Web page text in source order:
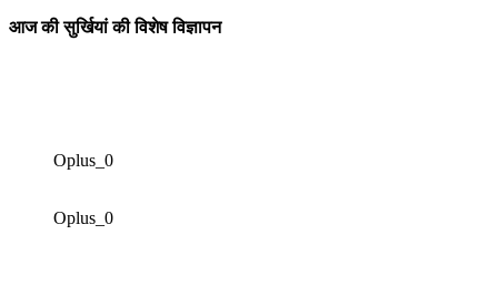
आज की सुर्खियां की विशेष विज्ञापन
Oplus_0
Oplus_0